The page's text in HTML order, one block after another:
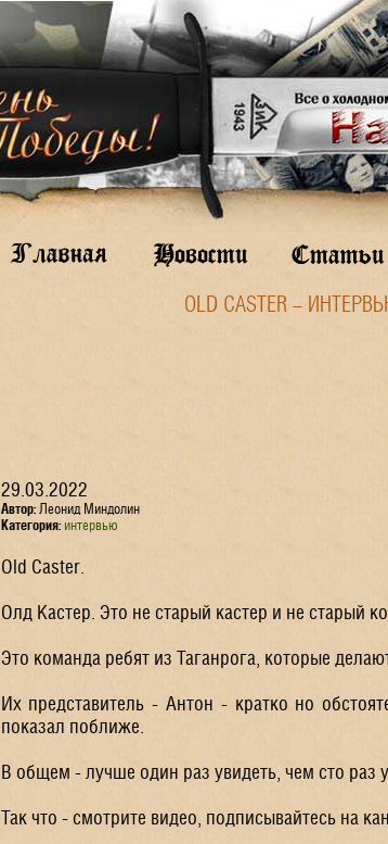
OLD CASTER -
29.03.2022
Автор:Леонид Миндолин
Категория: интервью
Old Caster.
Олд Кастер. Это не старый кастер и не старый
Это команда ребят из Таганрога, которые
Их представитель - Антон - кратко но
показал поближе.
В общем - лучше один раз увидеть, чем сто раз
Так что - смотрите видео, подписывайтесь на